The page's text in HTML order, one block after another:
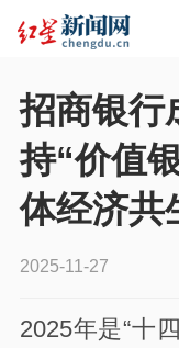
招商银行
持“价值
体经济共
2025-11-27
2025年是“十